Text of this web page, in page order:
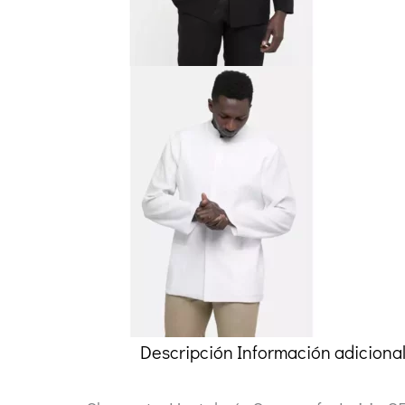
Descripción Información adicional